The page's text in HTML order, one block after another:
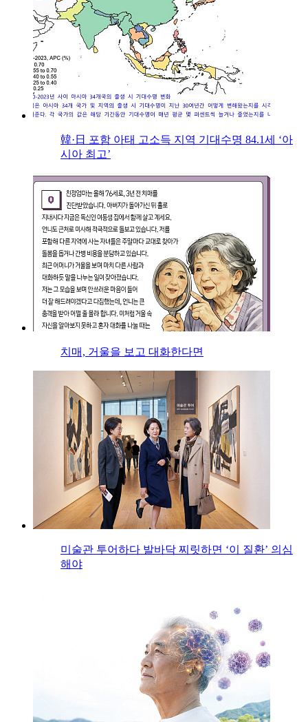
韓·日 포함 아태 고소득 지역 기대수명 84.1세 ‘아
시아 최고’
치매, 거울을 보고 대화한다면
미술관 투어하다 발바닥 찌릿하면 ‘이 질환’ 의심
해야